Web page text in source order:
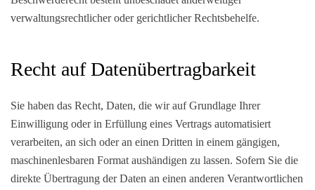
verwaltungsrechtlicher oder gerichtlicher Rechtsbehelfe.
Recht auf Daten­übertrag­barkeit
Sie haben das Recht, Daten, die wir auf Grundlage Ihrer
Einwilligung oder in Erfüllung eines Vertrags automatisiert
verarbeiten, an sich oder an einen Dritten in einem gängigen,
maschinenlesbaren Format aushändigen zu lassen. Sofern Sie die
direkte Übertragung der Daten an einen anderen Verantwortlichen